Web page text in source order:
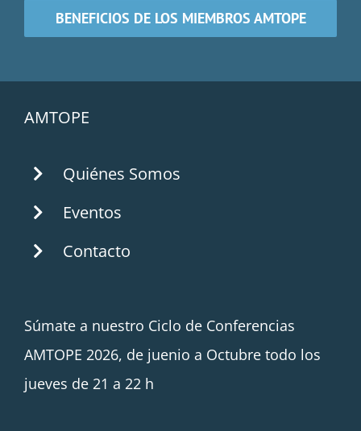
BENEFICIOS DE LOS MIEMBROS AMTOPE
AMTOPE
Quiénes Somos
Eventos
Contacto
Súmate a nuestro Ciclo de Conferencias
AMTOPE 2026, de juenio a Octubre todo los
jueves de 21 a 22 h